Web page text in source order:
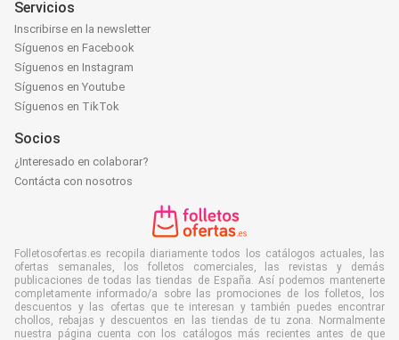
Servicios
Inscribirse en la newsletter
Síguenos en Facebook
Síguenos en Instagram
Síguenos en Youtube
Síguenos en TikTok
Socios
¿Interesado en colaborar?
Contácta con nosotros
Folletosofertas.es recopila diariamente todos los catálogos actuales, las
ofertas semanales, los folletos comerciales, las revistas y demás
publicaciones de todas las tiendas de España. Así podemos mantenerte
completamente informado/a sobre las promociones de los folletos, los
descuentos y las ofertas que te interesan y también puedes encontrar
chollos, rebajas y descuentos en las tiendas de tu zona. Normalmente
nuestra página cuenta con los catálogos más recientes antes de que